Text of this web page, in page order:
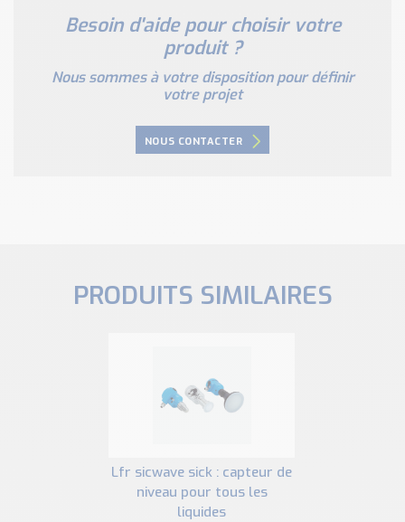
Besoin d'aide pour choisir votre
produit ?
Nous sommes à votre disposition pour définir
votre projet
NOUS CONTACTER
PRODUITS SIMILAIRES
lfr sicwave sick : capteur de
niveau pour tous les
liquides